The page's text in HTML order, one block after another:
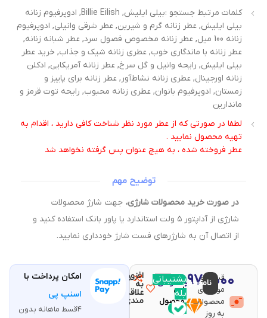
کلمات مرتبط جستجو :بیلی ایلیش, Billie Eilish, ادوپرفیوم زنانه
بیلی ایلیش, عطر زنانه گرم و شیرین, عطر شرقی وانیلی, ادوپرفیوم
زنانه 100 میل, عطر زنانه مخصوص فصول سرد, عطر شبانه زنانه,
عطر زنانه با ماندگاری خوب, عطری زنانه شیک و جذاب, خرید عطر
بیلی ایلیش, رایحه وانیل و گل سرخ, عطر زنانه آمریکایی, ادکلن
زنانه اورجینال, عطری زنانه نشاط‌آور, عطر زنانه برای پاییز و
زمستان, ادوپرفیوم بانوان, عطری زنانه محبوب, رایحه توت قرمز و
ماندارین
لطفا در صورتی که از عطر مورد نظر شناخت کافی دارید ، اقدام به
تهیه محصول نمایید .
عطر فروخته شده ، به هیچ عنوان پس گرفته نخواهد شد
توضیح مهم
در صورت خرید محصولات شارژی،جهت شارژ محصولات
شارژی از آداپتور ۵ ولت استاندارد یا پاور بانک استفاده کنید و
از اتصال آن به شارژرهای فست شارژ خودداری نمایید.
قیمت و
موجودی
محصولات
به روز
۱۱,۹۷۰,۰۰۰تومان ناموجودبا خرید
این
محصول
۲۳۹
پشتیبانی
بله
افزودن
به
علاقه
مندی
مقایسه
امکان پرداخت با
اسنپ پی
۴قسط ماهانه بدون